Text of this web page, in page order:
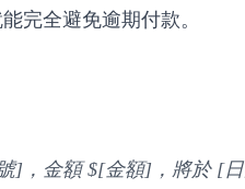
完全避免逾期付款。
]，金額 $[金額]，將於 [日